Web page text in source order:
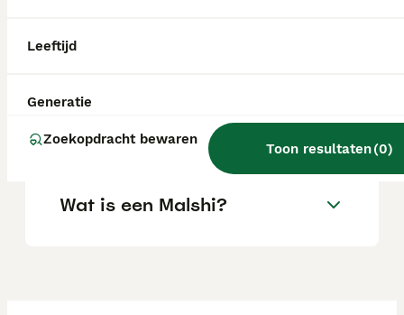
Leeftijd
Generatie
Zoekopdracht bewaren
Toon resultaten(0)
Zijn Malshi's goede honden?
Wat is het karakter van een
Malshi?
Wat is een Malshi?